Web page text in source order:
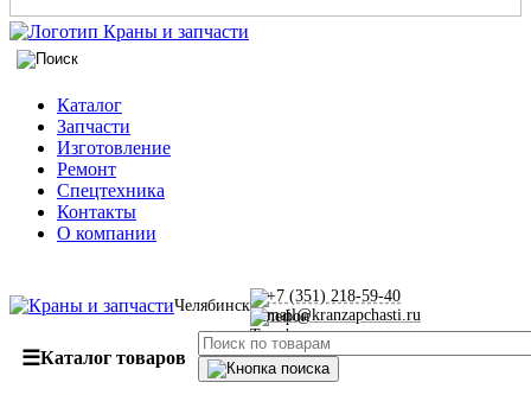
Каталог
Запчасти
Изготовление
Ремонт
Спецтехника
Контакты
О компании
Челябинск
+7 (351) 218-59-40
mail@kranzapchasti.ru
☰Каталог товаров